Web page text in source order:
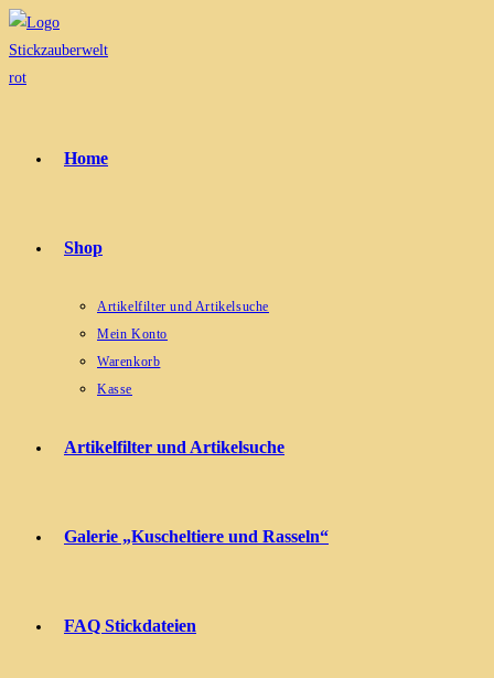
Zum
Inhalt
springen
Home
Shop
Artikelfilter und Artikelsuche
Mein Konto
Warenkorb
Kasse
Artikelfilter und Artikelsuche
Galerie „Kuscheltiere und Rasseln“
FAQ Stickdateien